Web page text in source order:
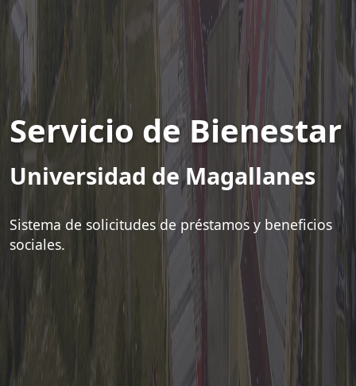
Servicio de Bienestar
Universidad de Magallanes
Sistema de solicitudes de préstamos y beneficios
sociales.